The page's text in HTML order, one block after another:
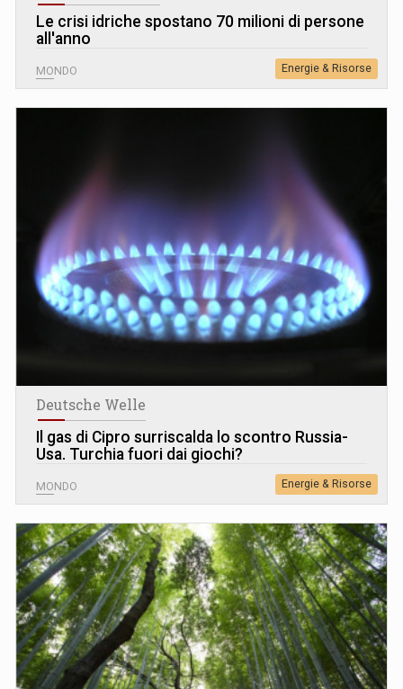
Le crisi idriche spostano 70 milioni di persone
all'anno
MONDO Energie & Risorse
Deutsche Welle
Il gas di Cipro surriscalda lo scontro Russia-
Usa. Turchia fuori dai giochi?
MONDO Energie & Risorse